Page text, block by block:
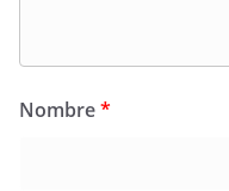
Nombre*